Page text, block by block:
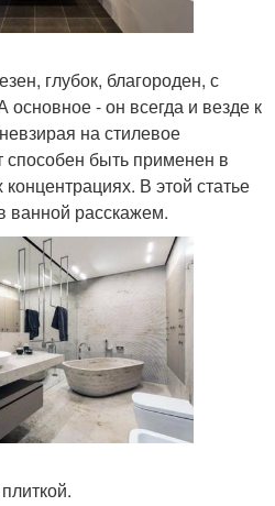
глубок, благороден, с
основное - он всегда и везде к
на стилевое
быть применен в
В этой статье
ванной расскажем.